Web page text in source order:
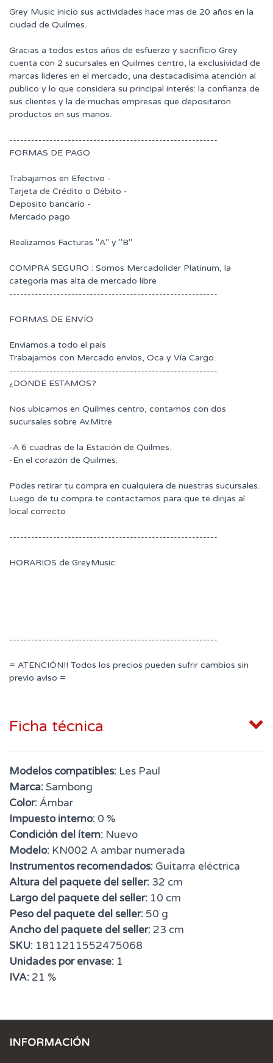
Grey Music inicio sus actividades hace mas de 20 años en la
ciudad de Quilmes.
Gracias a todos estos años de esfuerzo y sacrificio Grey
cuenta con 2 sucursales en Quilmes centro, la exclusividad de
marcas lideres en el mercado, una destacadisima atención al
publico y lo que considera su principal interés: la confianza de
sus clientes y la de muchas empresas que depositaron
productos en sus manos.
---------------------------------------------------------
FORMAS DE PAGO
Trabajamos en Efectivo -
Tarjeta de Crédito o Débito -
Deposito bancario -
Mercado pago
Realizamos Facturas "A" y "B"
COMPRA SEGURO : Somos Mercadolider Platinum, la
categoría mas alta de mercado libre
---------------------------------------------------------
FORMAS DE ENVÍO
Enviamos a todo el país
Trabajamos con Mercado envíos, Oca y Vía Cargo.
---------------------------------------------------------
¿DONDE ESTAMOS?
Nos ubicamos en Quilmes centro, contamos con dos
sucursales sobre Av.Mitre
-A 6 cuadras de la Estación de Quilmes.
-En el corazón de Quilmes.
Podes retirar tu compra en cualquiera de nuestras sucursales.
Luego de tu compra te contactamos para que te dirijas al
local correcto
---------------------------------------------------------
HORARIOS de GreyMusic:
---------------------------------------------------------
= ATENCIÓN!! Todos los precios pueden sufrir cambios sin
previo aviso =
Ficha técnica
Modelos compatibles: Les Paul
Marca:Sambong
Color: Ámbar
Impuesto interno: 0 %
Condición del ítem: Nuevo
Modelo: KN002 A ambar numerada
Instrumentos recomendados: Guitarra eléctrica
Altura del paquete del seller: 32 cm
Largo del paquete del seller: 10 cm
Peso del paquete del seller: 50 g
Ancho del paquete del seller: 23 cm
SKU: 1811211552475068
Unidades por envase: 1
IVA: 21 %
INFORMACIÓN